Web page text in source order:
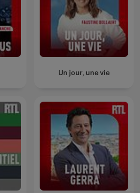
Un jour, une vie